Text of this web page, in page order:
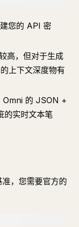
您的 API 密
高，但对于生成
上下文深度物有
Omni 的 JSON +
的实时文本笔
，您需要官方的